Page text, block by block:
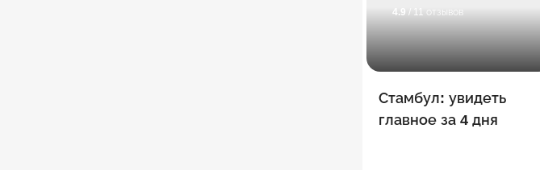
4.9 / 11 отзывов
Стамбул: увидеть
главное за 4 дня